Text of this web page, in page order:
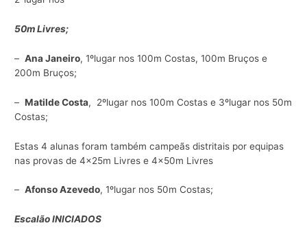
50m Livres;
–Ana Janeiro, 1ºlugar nos 100m Costas, 100m Bruços e
200m Bruços;
–Matilde Costa, 2ºlugar nos 100m Costas e 3ºlugar nos 50m
Costas;
Estas 4 alunas foram também campeãs distritais por equipas
nas provas de 4x25m Livres e 4x50m Livres
–Afonso Azevedo, 1ºlugar nos 50m Costas;
Escalão INICIADOS